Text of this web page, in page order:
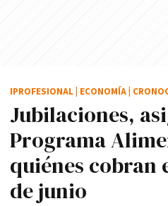
Jubilaciones,
Programa
quiénes cobran
de junio
IPROFESIONAL ECONOMÍA